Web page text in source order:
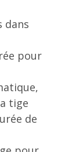
dans
pour
tige
de